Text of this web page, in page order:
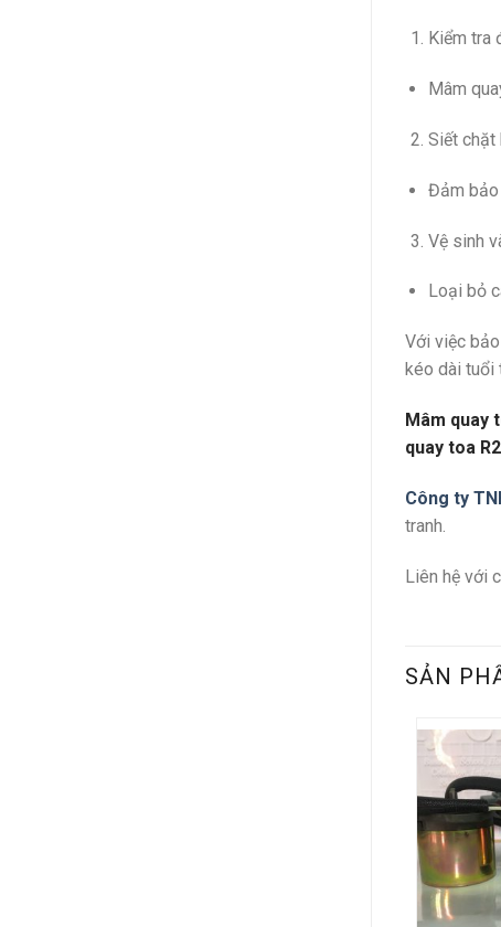
Kiểm tra
Mâm
Siết chặt
Đảm bảo
Vệ sinh
Loại bỏ
Với việc
kéo dài tuổi
Mâm quay
quay toa
Công ty
tranh.
Liên hệ với
SẢN